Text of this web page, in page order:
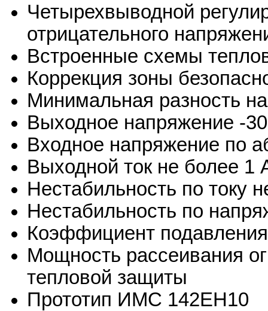
Четырехвыводной
отрицательного
Встроенные схемы
Коррекция зоны
Минимальная разность
Выходное напряжение -
Входное напряжение по
Выходной ток не более 1
Нестабильность по току
Нестабильность по
Коэффициент
Мощность рассеивания
тепловой защиты
Прототип ИМС 142ЕН10